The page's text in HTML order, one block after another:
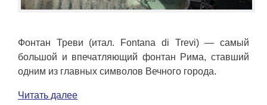
Фонтан Треви (итал. Fontana di Trevi) — самый
большой и впечатляющий фонтан Рима, ставший
одним из главных символов Вечного города.
Читать далее